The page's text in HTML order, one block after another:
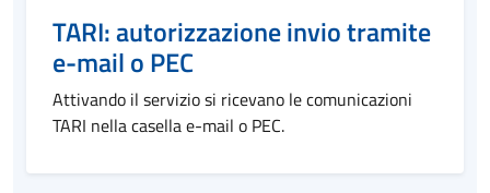
TARI: autorizzazione invio tramite
e-mail o PEC
Attivando il servizio si ricevano le comunicazioni
TARI nella casella e-mail o PEC.